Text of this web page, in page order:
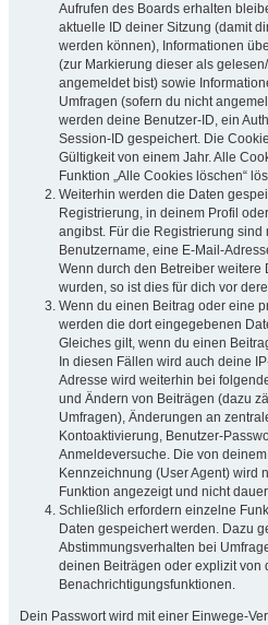
Aufrufen des Boards erhalten
aktuelle ID deiner Sitzung (damit
werden können), Informationen
(zur Markierung dieser als
angemeldet bist) sowie
Umfragen (sofern du nicht
werden deine Benutzer-ID, ein
Session-ID gespeichert. Die
Gültigkeit von einem Jahr. Alle
Funktion „Alle Cookies löschen“
Weiterhin werden die Daten
Registrierung, in deinem Profil
angibst. Für die Registrierung
Benutzername, eine E-Mail-
Wenn durch den Betreiber
wurden, so ist dies für dich vor
Wenn du einen Beitrag oder eine
werden die dort eingegebenen
Gleiches gilt, wenn du einen
In diesen Fällen wird auch deine
Adresse wird weiterhin bei
und Ändern von Beiträgen (dazu
Umfragen), Änderungen an
Kontoaktivierung, Benutzer-
Anmeldeversuche. Die von
Kennzeichnung (User Agent) wird
Funktion angezeigt und nicht
Schließlich erfordern einzelne
Daten gespeichert werden. Dazu
Abstimmungsverhalten bei
deinen Beiträgen oder explizit von
Benachrichtigungsfunktionen.
Dein Passwort wird mit einer Einwege-